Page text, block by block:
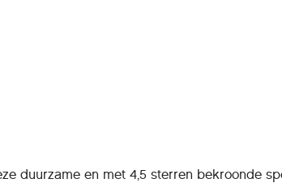
duurzame en met 4,5 sterren bekroonde